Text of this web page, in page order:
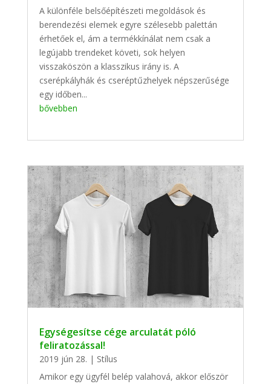
A különféle belsőépítészeti megoldások és
berendezési elemek egyre szélesebb palettán
érhetőek el, ám a termékkínálat nem csak a
legújabb trendeket követi, sok helyen
visszaköszön a klasszikus irány is. A
cserépkályhák és cseréptűzhelyek népszerűsége
egy időben...
bővebben
Egységesítse cége arculatát póló
feliratozással!
2019 jún 28. | Stílus
Amikor egy ügyfél belép valahová, akkor először